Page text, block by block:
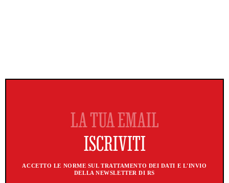
ACCETTO LE NORME SUL TRATTAMENTO DEI DATI E L'INVIO
DELLA NEWSLETTER DI RS